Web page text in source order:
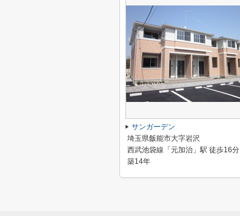
サンガーデン
埼玉県飯能市大字岩沢
西武池袋線「元加治」駅 徒歩16分
築14年